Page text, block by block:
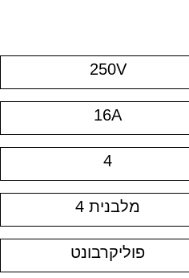
250V
16A
4
מלבנית 4
פוליקרבונט